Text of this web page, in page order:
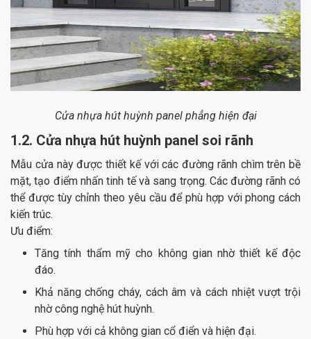
Cửa nhựa hút huỳnh panel phẳng hiện đại
1.2. Cửa nhựa hút huỳnh panel soi rãnh
Mẫu cửa này được thiết kế với các đường rãnh chìm trên bề
mặt, tạo điểm nhấn tinh tế và sang trọng. Các đường rãnh có
thể được tùy chỉnh theo yêu cầu để phù hợp với phong cách
kiến trúc.
Ưu điểm:
Tăng tính thẩm mỹ cho không gian nhờ thiết kế độc
đáo.
Khả năng chống cháy, cách âm và cách nhiệt vượt trội
nhờ công nghệ hút huỳnh.
Phù hợp với cả không gian cổ điển và hiện đại.